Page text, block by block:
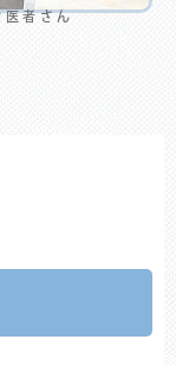
医者さん